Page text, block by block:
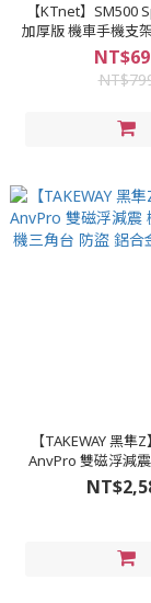
【KTnet】SM500
加厚版 機車手機支
機架
【TAKEWAY 黑隼
AnvPro 雙磁浮減
重機三角台 防盜 鋁
作